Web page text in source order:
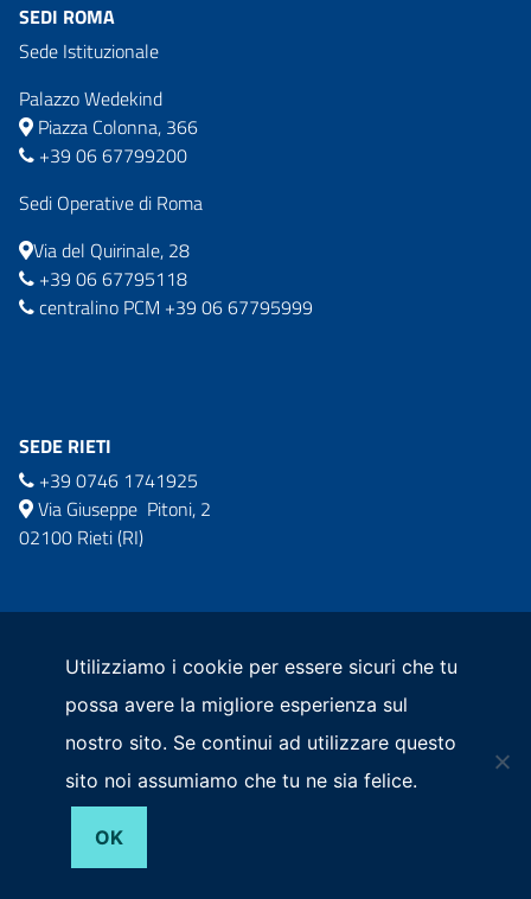
SEDI ROMA
Sede Istituzionale
Palazzo Wedekind
Piazza Colonna, 366
+39 06 67799200
Sedi Operative di Roma
Via del Quirinale, 28
+39 06 67795118
centralino PCM +39 06 67795999
SEDE RIETI
+39 0746 1741925
Via Giuseppe Pitoni, 2
02100 Rieti (RI)
comm.ricostruzionesisma2016@pec.governo.it
Privacy Policy
Utilizziamo i cookie per essere sicuri che tu
possa avere la migliore esperienza sul
nostro sito. Se continui ad utilizzare questo
sito noi assumiamo che tu ne sia felice.
OK